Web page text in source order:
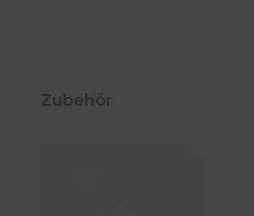
Produktgalerie überspringen
Zubehör